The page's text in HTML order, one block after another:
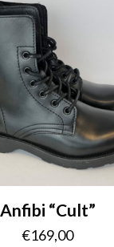
Anfibi “Cult”
€169,00